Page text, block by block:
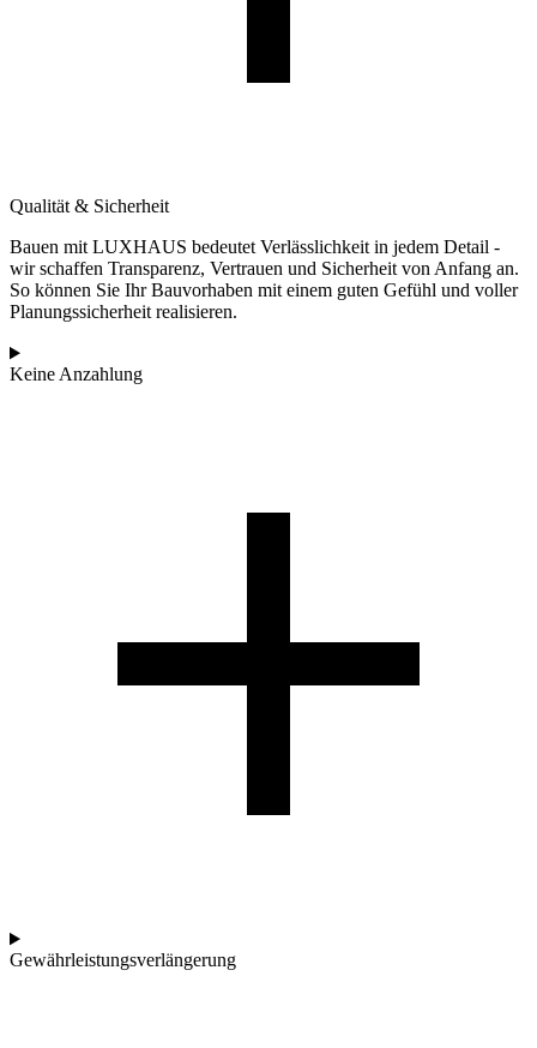
Qualität & Sicherheit
Bauen mit LUXHAUS bedeutet Verlässlichkeit in jedem Detail -
wir schaffen Transparenz, Vertrauen und Sicherheit von Anfang an.
So können Sie Ihr Bauvorhaben mit einem guten Gefühl und voller
Planungssicherheit realisieren.
Keine Anzahlung
Gewährleistungsverlängerung